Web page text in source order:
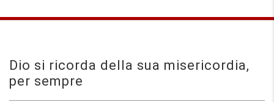
Dio si ricorda della sua misericordia,
per sempre